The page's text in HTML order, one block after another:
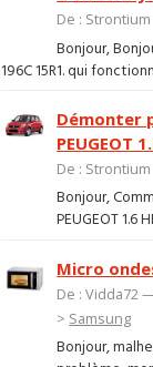
De :
Bonjour,
196C 15R1. qui
Démonter
PEUGEOT
De :
Bonjour,
PEUGEOT 1.6
Micro
De : Vidda72
> Samsung
Bonjour,